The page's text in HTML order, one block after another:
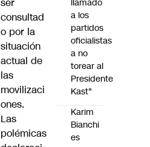
consultad
o por la
situación
actual de
las
movilizaci
ones.
Las
polémicas
llamado
a los
partidos
oficialistas
a no
torear al
Presidente
Kast"
Karim
Bianchi
es